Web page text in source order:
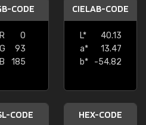
CODE
R
0
G
93
B
185
CIELAB-CODE
L*
40.13
a*
13.47
b*
-54.82
CODE HEX-CODE